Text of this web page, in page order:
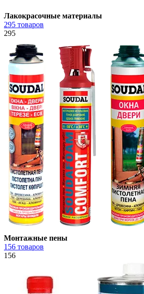
Лакокрасочные материалы
295 товаров
295
Монтажные пены
156 товаров
156